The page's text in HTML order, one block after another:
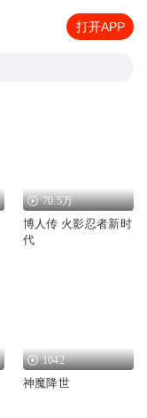
打开APP
70.5万
博人传 火影忍者新时
代
1042
神魔降世